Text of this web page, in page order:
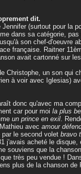
dit.
(surtout pour la
dans sa catégorie,
son chef-d'oeuvre
française. Raitner
avait cartonné sur
Christophe, un son qui
à voir avec Iglesias)
donc qu'avec ma
car pour moi la plus
un prince en exil.
avec amour
le second volet bravo
j'avais acheté le
souviens que la
très peu vendue !
plus de la chanson